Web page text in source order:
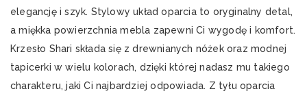
elegancję i szyk. Stylowy układ oparcia to oryginalny detal,
a miękka powierzchnia mebla zapewni Ci wygodę i komfort.
Krzesło Shari składa się z drewnianych nóżek oraz modnej
tapicerki w wielu kolorach, dzięki której nadasz mu takiego
charakteru, jaki Ci najbardziej odpowiada. Z tyłu oparcia